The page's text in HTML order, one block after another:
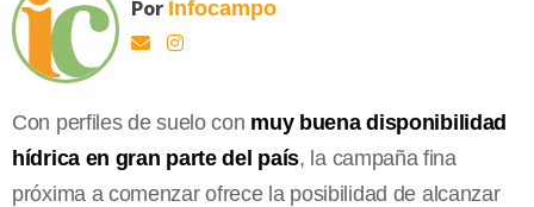
Por Infocampo
Con perfiles de suelo con muy buena disponibilidad
hídrica en gran parte del país, la campaña fina
próxima a comenzar ofrece la posibilidad de alcanzar